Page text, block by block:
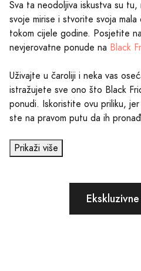
Sva ta neodoljiva iskustva su
svoje mirise i stvorite svoja
tokom cijele godine. Posjetite
nevjerovatne ponude na Black
Uživajte u čaroliji i neka vas
istražujete sve ono što Black
ponudi. Iskoristite ovu priliku,
ste na pravom putu da ih
Prikaži više